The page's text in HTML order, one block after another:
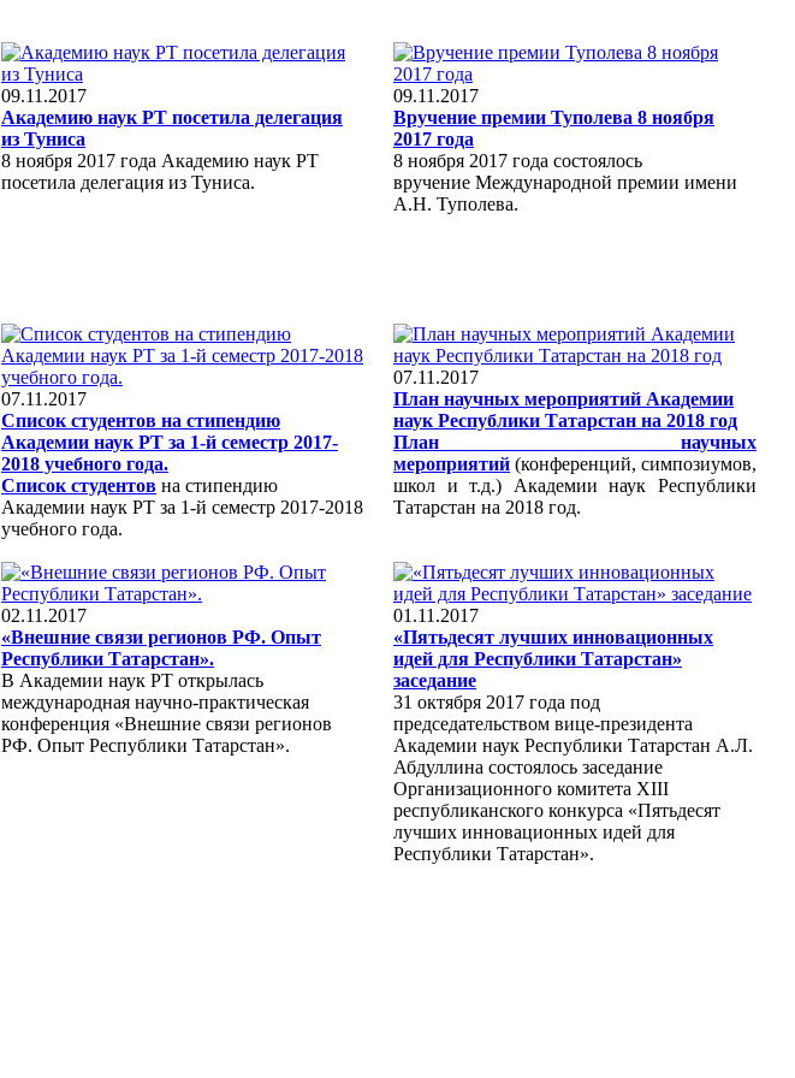
09.11.2017
Академию наук РТ посетила делегация
из Туниса
8 ноября 2017 года Академию наук РТ
посетила делегация из Туниса.
09.11.2017
Вручение премии Туполева 8 ноября
2017 года
8 ноября 2017 года состоялось
вручение Международной премии имени
А.Н. Туполева.
07.11.2017
Список студентов на стипендию
Академии наук РТ за 1-й семестр 2017-
2018 учебного года.
Список студентов на стипендию
Академии наук РТ за 1-й семестр 2017-2018
учебного года.
07.11.2017
План научных мероприятий Академии
наук Республики Татарстан на 2018 год
План научных
мероприятий (конференций, симпозиумов,
школ и т.д.) Академии наук Республики
Татарстан на 2018 год.
02.11.2017
«Внешние связи регионов РФ. Опыт
Республики Татарстан».
В Академии наук РТ открылась
международная научно-практическая
конференция «Внешние связи регионов
РФ. Опыт Республики Татарстан».
01.11.2017
«Пятьдесят лучших инновационных
идей для Республики Татарстан»
заседание
31 октября 2017 года под
председательством вице-президента
Академии наук Республики Татарстан А.Л.
Абдуллина состоялось заседание
Организационного комитета XIII
республиканского конкурса «Пятьдесят
лучших инновационных идей для
Республики Татарстан».